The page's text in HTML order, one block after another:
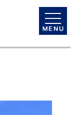
toggle